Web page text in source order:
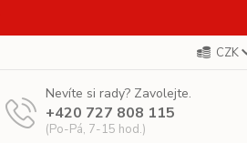
CZK
Nevíte si rady? Zavolejte.
+420 727 808 115
(Po-Pá, 7-15 hod.)